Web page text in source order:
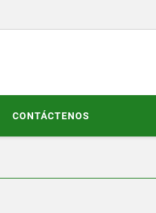
CONTÁCTENOS